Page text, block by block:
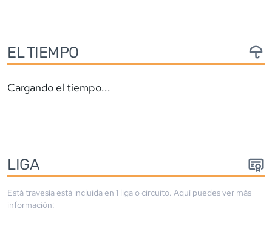
EL TIEMPO
Cargando el tiempo...
LIGA
Está travesía está incluida en 1 liga o circuito. Aquí puedes ver más
información: